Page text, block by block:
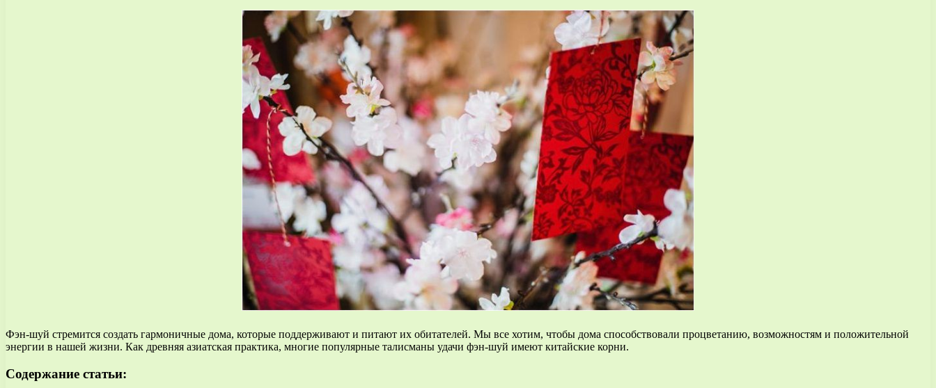
Фэн-шуй стремится создать гармоничные дома, которые поддерживают и питают их обитателей. Мы все хотим, чтобы дома способствовали процветанию, возможностям и положительной
энергии в нашей жизни. Как древняя азиатская практика, многие популярные талисманы удачи фэн-шуй имеют китайские корни.
Содержание статьи: